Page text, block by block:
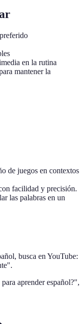
en la rutina
mantener la
de juegos en contextos
facilidad y precisión.
las palabras en un
busca en YouTube:
aprender español?",